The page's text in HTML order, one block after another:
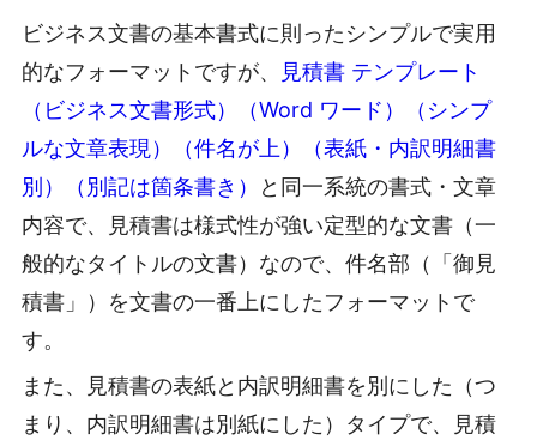
ビジネス文書の基本書式に則ったシンプルで実用
的なフォーマットですが、
見積書 テンプレート
（ビジネス文書形式）（Word ワード）（シンプ
ルな文章表現）（件名が上）（表紙・内訳明細書
別）（別記は箇条書き）
と同一系統の書式・文章
内容で、見積書は様式性が強い定型的な文書（一
般的なタイトルの文書）なので、件名部（「御見
積書」）を文書の一番上にしたフォーマットで
す。
また、見積書の表紙と内訳明細書を別にした（つ
まり、内訳明細書は別紙にした）タイプで、見積